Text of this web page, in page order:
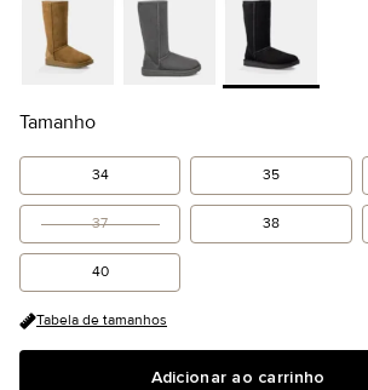
Tamanho
34 35
37 38
40
Tabela de tamanhos
Adicionar ao carrinho